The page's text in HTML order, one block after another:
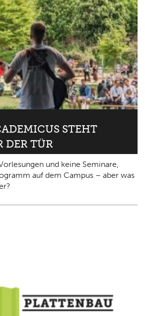
STEHT
DER TÜR
und keine Seminare,
auf dem Campus – aber was